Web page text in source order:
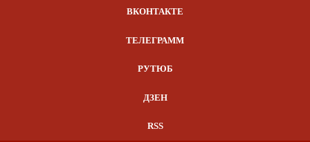
ВКОНТАКТЕ
ТЕЛЕГРАММ
РУТЮБ
ДЗЕН
RSS